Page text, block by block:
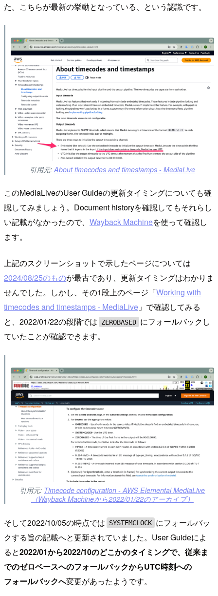
た。こちらが最新の挙動となっている、という認識です。
引用元: About timecodes and timestamps - MediaLive
このMediaLiveのUser Guideの更新タイミングについても確
認してみましょう。Document historyを確認してもそれらし
い記載がなかったので、 Wayback Machineを使って確認し
ます。
上記のスクリーンショットで示したページについては
2024/08/25のものが最古であり、更新タイミングはわかりま
せんでした。しかし、その1段上のページ「Working with
timecodes and timestamps - MediaLive 」で確認してみる
と、2022/01/22の段階では
ZEROBASED にフォールバックし
ていたことが確認できます。
引用元: Timecode configuration - AWS Elemental MediaLive
（Wayback Machineから2022/01/22のアーカイブ）
そして2022/10/05の時点では SYSTEMCLOCK にフォールバッ
クする旨の記載へと更新されていました。User Guideによ
ると2022/01から2022/10のどこかのタイミングで、従来ま
でのゼロベースへのフォールバックからUTC時刻への
フォールバックへ変更があったようです。